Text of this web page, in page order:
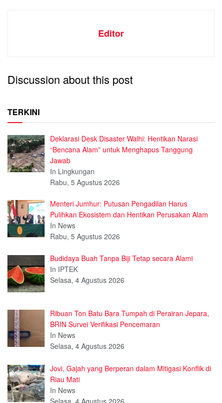
Editor
Discussion about this post
TERKINI
Deklarasi Desk Disaster Walhi: Hentikan Narasi
“Bencana Alam” untuk Menghapus Tanggung
Jawab
In Lingkungan
Rabu, 5 Agustus 2026
Menteri Jumhur: Putusan Pengadilan Harus
Pulihkan Ekosistem dan Hentikan Perusakan Alam
In News
Rabu, 5 Agustus 2026
Budidaya Buah Tanpa Biji Tetap secara Alami
In IPTEK
Selasa, 4 Agustus 2026
Ribuan Ton Batu Bara Tumpah di Perairan Jepara,
BRIN Survei Verifikasi Pencemaran
In News
Selasa, 4 Agustus 2026
Jovi, Gajah yang Berperan dalam Mitigasi Konflik di
Riau Mati
In News
Selasa, 4 Agustus 2026